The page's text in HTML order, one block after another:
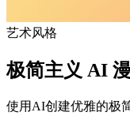
艺术风格
极简主义 AI
使用AI创建优雅的极